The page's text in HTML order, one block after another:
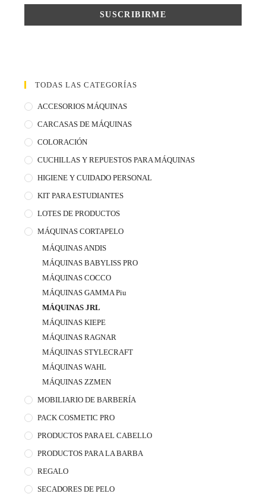
TODAS LAS CATEGORÍAS
ACCESORIOS MÁQUINAS
CARCASAS DE MÁQUINAS
COLORACIÓN
CUCHILLAS Y REPUESTOS PARA MÁQUINAS
HIGIENE Y CUIDADO PERSONAL
KIT PARA ESTUDIANTES
LOTES DE PRODUCTOS
MÁQUINAS CORTAPELO
MÁQUINAS ANDIS
MÁQUINAS BABYLISS PRO
MÁQUINAS COCCO
MÁQUINAS GAMMA Piu
MÁQUINAS JRL
MÁQUINAS KIEPE
MÁQUINAS RAGNAR
MÁQUINAS STYLECRAFT
MÁQUINAS WAHL
MÁQUINAS ZZMEN
MOBILIARIO DE BARBERÍA
PACK COSMETIC PRO
PRODUCTOS PARA EL CABELLO
PRODUCTOS PARA LA BARBA
REGALO
SECADORES DE PELO